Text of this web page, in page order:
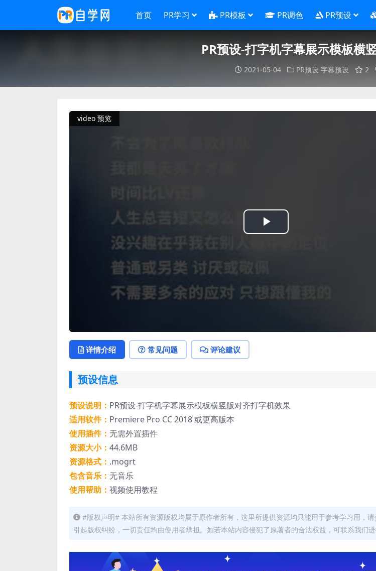
首页 PR学习 PR模板 PR调色 PR预设
PR预设-打字机字幕展示模板横
2021-05-04 PR预设 字幕预设 2
video 预览
Play
详情介绍 常见问题 评论建议
预设信息
预设说明： PR预设-打字机字幕展示模板横竖版对齐打字机效果
适用软件： Premiere Pro CC 2018 或更高版本
使用插件： 无需外置插件
资源大小： 44.6MB
资源格式： .mogrt
包含音乐： 无音乐
使用帮助： 视频使用教程
#版权声明# 本站所有资源版权均属于原作者所有，这里所提供资源均只能用于参考学习用，
引起版权纠纷，一切责任均由使用者承担。如若本站内容侵犯了原著者的合法权益，可联系我们进